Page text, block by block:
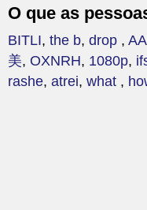
O que as
BITLI, the b, drop ,
美, OXNRH, 1080p,
rashe, atrei, what ,